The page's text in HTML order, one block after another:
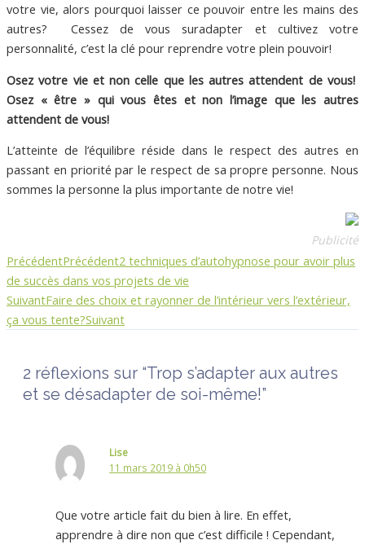
votre vie, alors pourquoi laisser ce pouvoir entre les mains des
autres? Cessez de vous suradapter et cultivez votre
personnalité, c’est la clé pour reprendre votre plein pouvoir!
Osez votre vie et non celle que les autres attendent de vous!
Osez « être » qui vous êtes et non l’image que les autres
attendent de vous!
L’atteinte de l’équilibre réside dans le respect des autres en
passant en priorité par le respect de sa propre personne. Nous
sommes la personne la plus importante de notre vie!
Publicité
PrécédentPrécédent2 techniques d’autohypnose pour avoir plus
de succès dans vos projets de vie
SuivantFaire des choix et rayonner de l’intérieur vers l’extérieur,
ça vous tente?Suivant
2 réflexions sur “Trop s’adapter aux autres
et se désadapter de soi-même!”
Lise
11 mars 2019 à 0h50
Que votre article fait du bien à lire. En effet,
apprendre à dire non que c’est difficile ! Cependant,